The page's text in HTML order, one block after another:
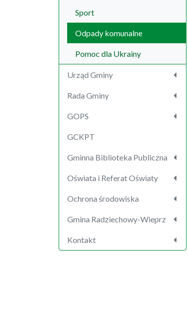
Sport
Odpady komunalne
Pomoc dla Ukrainy
Urząd Gminy
Rada Gminy
GOPS
GCKPT
Gminna Biblioteka Publiczna
Oświata i Referat Oświaty
Ochrona środowiska
Gmina Radziechowy-Wieprz
Kontakt